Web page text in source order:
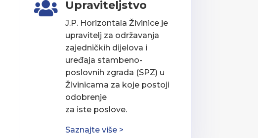
 Upraviteljstvo
J.P. Horizontala Živinice je
upravitelj za održavanja
zajedničkih dijelova i
uređaja stambeno-
poslovnih zgrada (SPZ) u
Živinicama za koje postoji
odobrenje
za iste poslove.
Saznajte više >